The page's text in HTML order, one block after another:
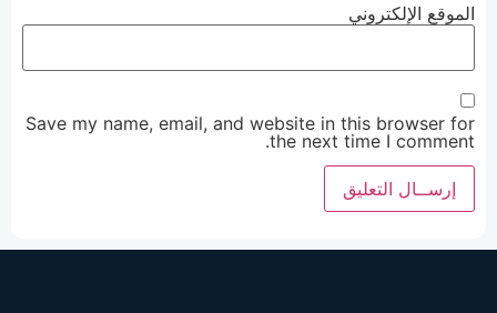
الموقع الإلكتروني
Save my name, email, and website in this browser for
the next time I comment.